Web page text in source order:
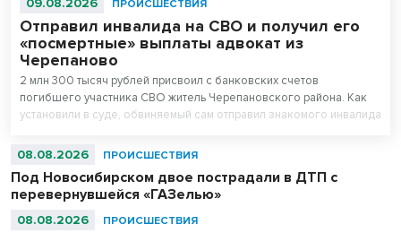
09.08.2026 ПРОИСШЕСТВИЯ
Отправил инвалида на СВО и получил его
«посмертные» выплаты адвокат из
Черепаново
2 млн 300 тысяч рублей присвоил с банковских счетов
погибшего участника СВО житель Черепановского района. Как
установили в суде, обвиняемый сам отправил знакомого инвалида
08.08.2026 ПРОИСШЕСТВИЯ
Под Новосибирском двое пострадали в ДТП с
перевернувшейся «ГАЗелью»
08.08.2026 ПРОИСШЕСТВИЯ